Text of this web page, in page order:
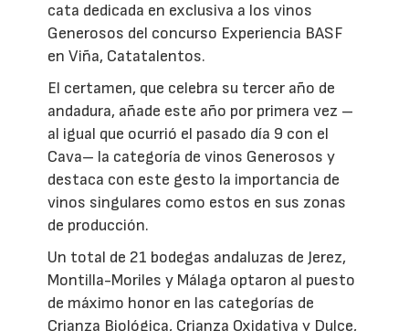
cata dedicada en exclusiva a los vinos
Generosos del concurso Experiencia BASF
en Viña, Catatalentos.
El certamen, que celebra su tercer año de
andadura, añade este año por primera vez –
al igual que ocurrió el pasado día 9 con el
Cava– la categoría de vinos Generosos y
destaca con este gesto la importancia de
vinos singulares como estos en sus zonas
de producción.
Un total de 21 bodegas andaluzas de Jerez,
Montilla-Moriles y Málaga optaron al puesto
de máximo honor en las categorías de
Crianza Biológica, Crianza Oxidativa y Dulce,